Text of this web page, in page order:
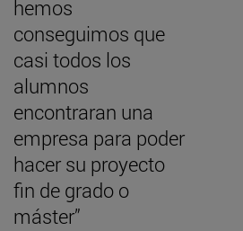
hemos
conseguimos que
casi todos los
alumnos
encontraran una
empresa para poder
hacer su proyecto
fin de grado o
máster”